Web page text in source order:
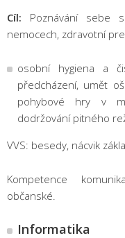
Cíl: Poznávání sebe
nemocech, zdravotní
osobní hygiena a
předcházení, umět
pohybové hry v
dodržování pitného
VVS: besedy, nácvik
Kompetence
občanské.
Informatika